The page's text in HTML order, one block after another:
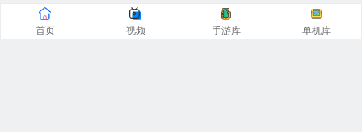
首页 视频 手游库 单机库